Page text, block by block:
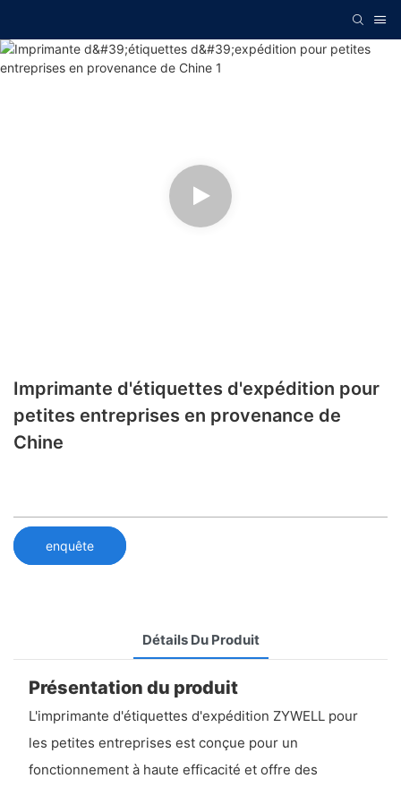
Imprimante d'étiquettes d'expédition pour
petites entreprises en provenance de
Chine
enquête
Détails Du Produit
Présentation du produit
L'imprimante d'étiquettes d'expédition ZYWELL pour
les petites entreprises est conçue pour un
fonctionnement à haute efficacité et offre des